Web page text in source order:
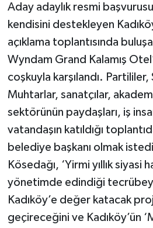
Aday adaylık resmi
kendisini destekleyen
açıklama toplantısında
Wyndam Grand Kalamış
coşkuyla karşılandı.
Muhtarlar, sanatçılar,
sektörünün paydaşları, iş
vatandaşın katıldığı
belediye başkanı olmak
Kösedağı, ‘Yirmi yıllık siyasi
yönetimde edindiği
Kadıköy’e değer katacak
geçireceğini ve Kadıköy’ün